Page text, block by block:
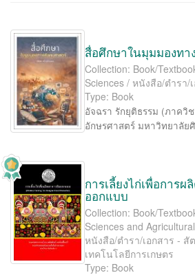
สื่อศึกษาในมุมมองทา
Collection: Book/
Sciences / หนังสือ/ตำรา/
Type: Book
อัจฉรา รักยุติธรรม (ภาควิ
อักษรศาสตร์ มหาวิทยาลัย
การเลี้ยงไก่เพื่อการผ
ออกแบบ
Collection: Book/
Sciences and
หนังสือ/ตำรา/เอกสาร - สั
เทคโนโลยีการเกษตร
Type: Book